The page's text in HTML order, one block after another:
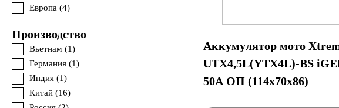
Европа (4)
Производство
Вьетнам (1)
Германия (1)
Индия (1)
Китай (16)
Аккумулятор мото
UTX4,5L(YTX4L)-BS
50A ОП (114x70x86)